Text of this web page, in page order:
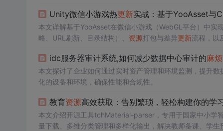
Unity微信小游戏热更新实战：基于YooAsset与
本文详解基于YooAsset在微信小游戏（WebGL平台）中实
略、URL刷新、目录结构）、 资源打包与差异更新流程，以
idc服务器审计系统,如何减少数据中心审计的麻烦
本文探讨了企业如何通过实时资产管理和环境监测，提升
化的设备和环境，确保性能和合规性。
教育资源高效获取：告别繁琐，轻松构建你的学
本文介绍开源工具tchMaterial-parser，专用于国家中小学
量下载、多维分类管理和多样化输出，解决教师备课、学生